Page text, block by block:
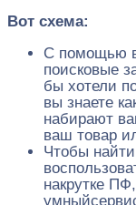
Вот схема:
С помощью
поисковые
бы хотели
вы знаете
набирают
ваш товар
Чтобы
накрутке